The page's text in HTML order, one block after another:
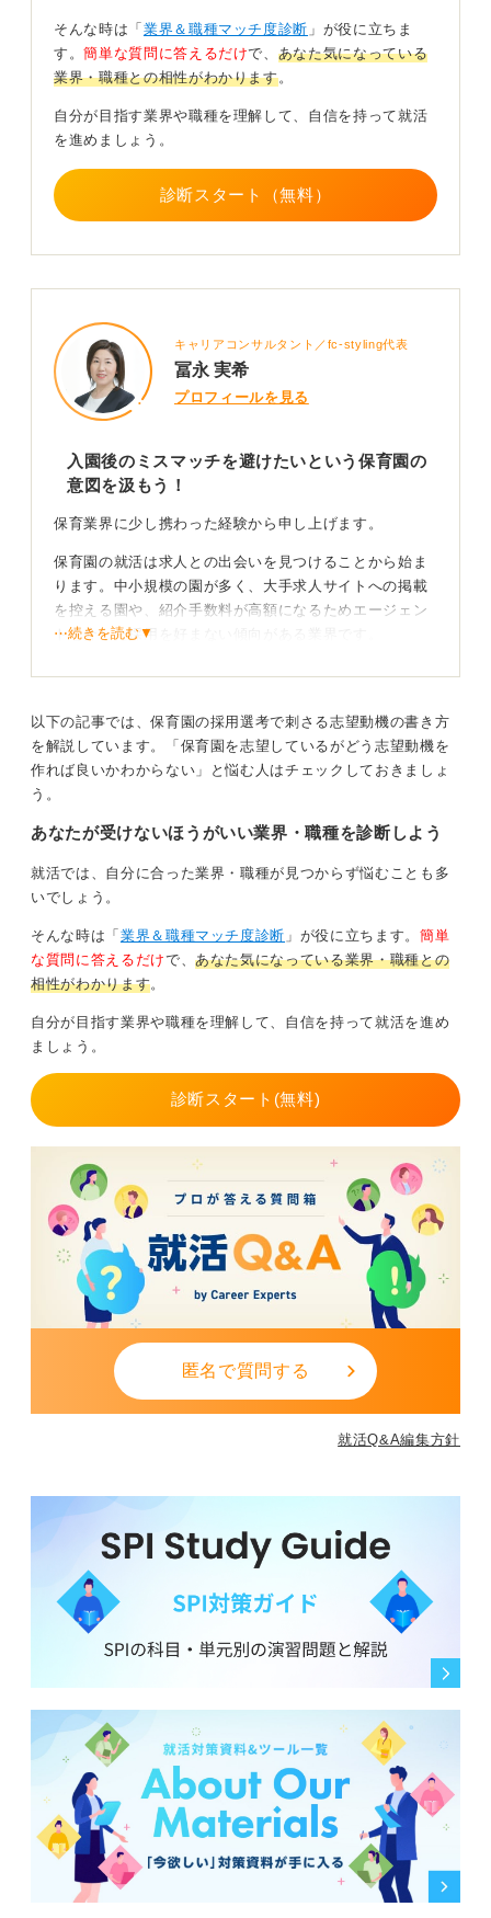
ルしよう
自己PRでは、園の理念や保育方針と自分の保育観を結び
体性を尊重する方針に共感し、私も子どものやりたいを
応援したいと思いました」など、その園で働く具体的な
イメージを伝えます。
園側が重要視しているのは、子どもへの寄り添いや職員
目指しましょう。あなたの優しい思いが、きっと園の担
当者に伝わりますよ。
0
そんな時は「 業界＆職種マッチ度診断 」が役に立ちま
す。簡単な質問に答えるだけで、 あなた気になっている
業界・職種との相性がわかります。
自分が目指す業界や職種を理解して、自信を持って就活
を進めましょう。
診断スタート（無料）
キャリアコンサルタント／fc-styling代表
冨永 実希
プロフィールを見る
入園後のミスマッチを避けたいという保育園の
意図を汲もう！
保育業界に少し携わった経験から申し上げます。
保育園の就活は求人との出会いを見つけることから始ま
ります。中小規模の園が多く、大手求人サイトへの掲載
を控える園や、紹介手数料が高額になるためエージェン
トを介した採用を好まない傾向がある業界です。
いと考える園が多いのもこの業界の特徴です。
応募する保育園を4つの方法で探してみる
そのため、以下の方法で求人を探してみてください。
③通える範囲で保育園を探し、そこのホームページ
（HP）を検索してみる
④公務員の場合、自治体のホームページを確認
確にしておく
聞かせは園によって違いがあるため、事前に確認が必要
で、作文のみという自治体が増えています。
保育士は依然としてニーズが高いため、それに合わせて
待遇面などの改善も進んでいます。
準備は一般企業と同様です。なぜ保育士になりたいの
か、どういう保育士になりたいのか、なぜその園で働き
たいのか、子どもたちにとってどんな保育士でありたい
かなど具体的に答えられるよう、自分自身に問いかけな
がらまとめておきましょう。
⋯続きを読む▼
以下の記事では、保育園の採用選考で刺さる志望動機の書き方
を解説しています。「保育園を志望しているがどう志望動機を
作れば良いかわからない」と悩む人はチェックしておきましょ
う。
あなたが受けないほうがいい業界・職種を診断しよう
就活では、自分に合った業界・職種が見つからず悩むことも多
いでしょう。
そんな時は「 業界＆職種マッチ度診断 」が役に立ちます。 簡単
な質問に答えるだけで、あなた気になっている業界・職種との
相性がわかります。
自分が目指す業界や職種を理解して、自信を持って就活を進め
ましょう。
診断スタート(無料)
匿名で質問する
就活Q&A編集方針